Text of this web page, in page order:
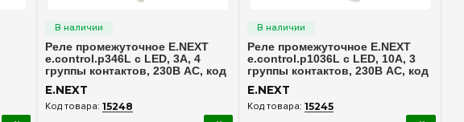
Реле промежуточное E.NEXT
e.control.p346L с LED, 3А, 4
группы контактов, 230В AC, код
E.NEXT
15248
Реле промежуточное E.NEXT
e.control.p1036L с LED, 10А, 3
группы контактов, 230В AC, код
E.NEXT
15245